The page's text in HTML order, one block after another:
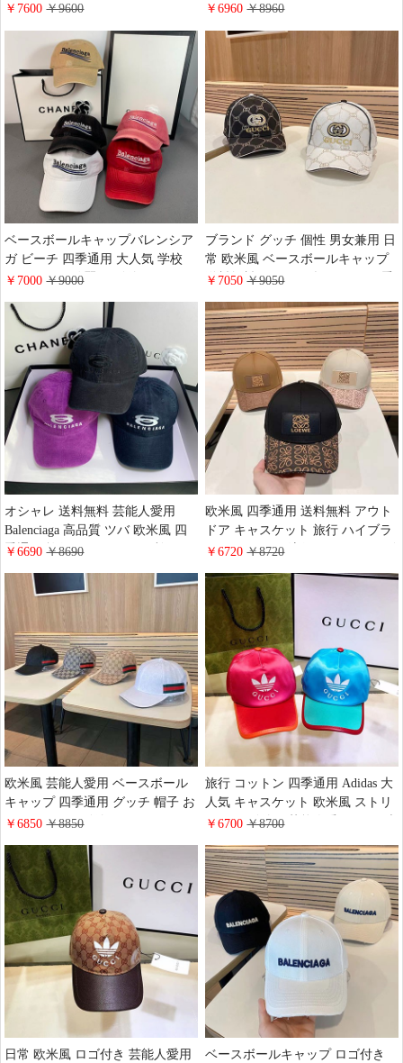
adidas ベースボールキャップ 綺麗
ト ブランド コットン
￥7600￥9600
ールキャップ Celine 四季通用 友
トン スポーツ風 オシャレ ロゴ付
￥6960￥8960
ベースボールキャップバレンシア
ガ ビーチ 四季通用 大人気 学校
ストリート 綺麗 ロゴ付き キャス
用 コットン ハイブランド ラグジ
ュアリー
￥7000￥9000
ブランド グッチ 個性 男女兼用 日
常 欧米風 ベースボールキャップ
送料無料 スポーツ 帽子gucci 四季
コットン
￥7050￥9050
オシャレ 送料無料 芸能人愛用
Balenciaga 高品質 ツバ 欧米風 四
季通用 旅行 キャスケット 棉 スポ
リート ベースボールキャップバレ
￥6690￥8690
欧米風 四季通用 送料無料 アウト
ドア キャスケット 旅行 ハイブラ
ンド オシャレ 流行り ロエベ ロゴ
ップLoewe カップルに人気 コット
ン
￥6720￥8720
欧米風 芸能人愛用 ベースボール
キャップ 四季通用 グッチ 帽子 お
すすめ GG ロゴ付き ストリート
舗 スポーツ
￥6850￥8850
旅行 コットン 四季通用 Adidas 大
人気 キャスケット 欧米風 ストリ
ート ロゴ付き 芸能人愛用 ハイブ
ャップadidas ツバ 綺麗 クローバ
ー
￥6700￥8700
日常 欧米風 ロゴ付き 芸能人愛用
ベースボールキャップ ロゴ付き